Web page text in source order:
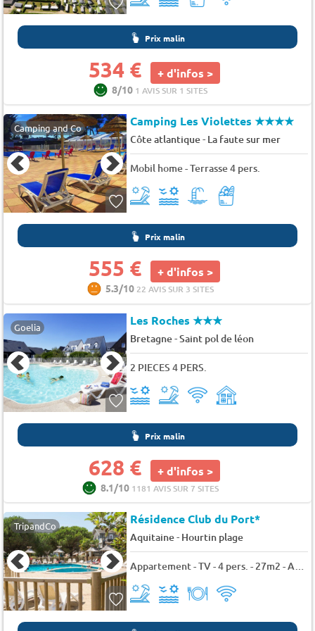
Prix malin
534 € + d'infos >
8/10 1 AVIS SUR 1 SITES
Camping and Co Camping Les Violettes★★★★
Côte atlantique- La faute sur mer
Mobil home - Terrasse 4 pers.
Prix malin
555 € + d'infos >
5.3/10 22 AVIS SUR 3 SITES
Goelia Les Roches★★★
Bretagne-Saint pol de léon
2 PIECES 4 PERS.
Prix malin
628 € + d'infos >
8.1/10 1181 AVIS SUR 7 SITES
TripandCo Résidence Club du Port*
Aquitaine- Hourtin plage
Appartement - TV - 4 pers. - 27m2 - Animaux admis